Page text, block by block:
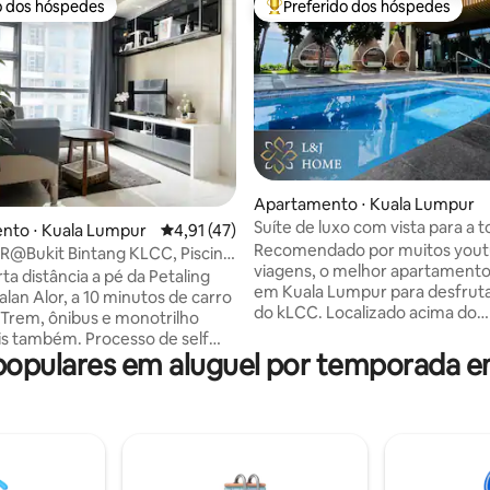
de 5, 29 avaliações
dos hóspedes
dos hóspedes
⋅ Kuala Lumpur 4,91 de uma avaliação média de 5, 47
4,91 (47)
Bintang KLCC, Piscina,
distância a pé da Petaling
Alor, a 10 minutos de carro
ônibus e monotrilho
Processo de self
e rápido 24h, lobby e
segurança foram projetados
Piscina enorme,
Entre os melhores preferidos
Preferido dos hóspedes
Apartamento ⋅ Kuala Lumpur
Suíte de luxo com vista para a
｜3 minutos a pé até KLCC
Recomendado por muitos
viagens, o melhor
em Kuala Lumpur para
do kLCC. Localizado acima do
Hotel! Jacuzzi na piscina com
KLCC! Suíte familiar de hotel
com Smart TV grande de 55" e
Netflix, belo ambiente de
em aluguel por temporada